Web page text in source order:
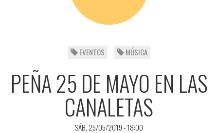
EVENTOS MÚSICA
PEÑA 25 DE MAYO EN LAS
CANALETAS
SÁB, 25/05/2019 - 18:00